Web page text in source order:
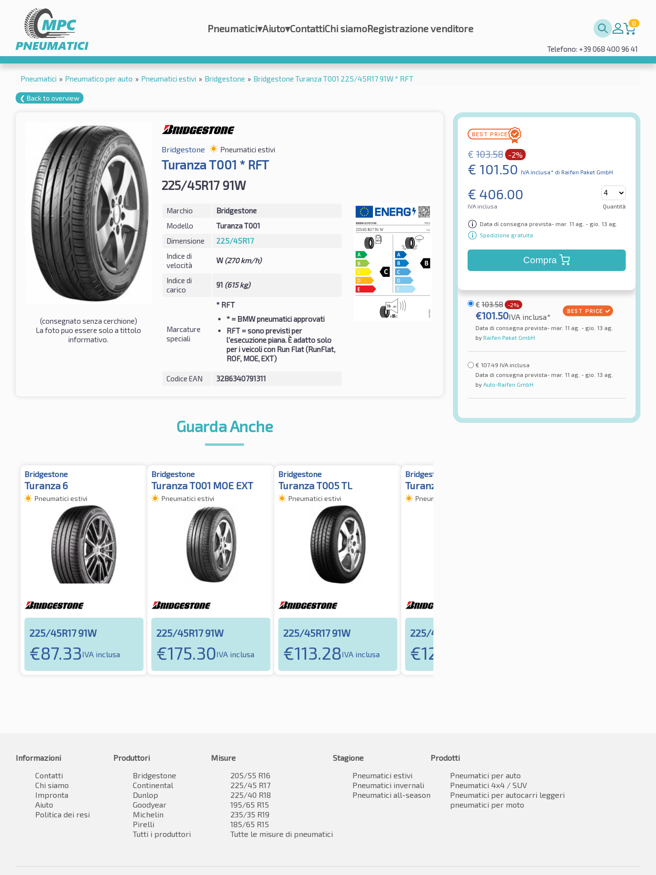
Pneumatici▾Aiuto▾ContattiChi siamoRegistrazione venditore 0
Telefono: +39 068 400 96 41
Pneumatici » Pneumatico per auto » Pneumatici estivi » Bridgestone » Bridgestone Turanza T001 225/45R17 91W * RFT
❮ Back to overview
(consegnato senza cerchione)
La foto puo essere solo a tittolo
informativo.
Bridgestone Pneumatici estivi
Turanza T001 * RFT
225/45R17 91W
Marchio
Bridgestone
Modello
Turanza T001
Dimensione
225/45R17
Indice di
velocità
W(270 km/h)
Indice di
carico
91 (615 kg)
Marcature
speciali
* RFT
*= BMW pneumatici approvati
RFT= sono previsti per
l'esecuzione piana. È adatto solo
per i veicoli con Run Flat (RunFlat,
ROF, MOE, EXT)
Codice EAN 3286340791311
€ 103.58 -2%
€ 101.50 IVA inclusa* di Raifen Paket GmbH
€ 406.00
IVA inclusa Quantità
Data di consegna prevista- mar. 11 ag. - gio. 13 ag.
Spedizione gratuita
Compra
€ 103.58 -2%
€101.50IVA inclusa*
Data di consegna prevista- mar. 11 ag. - gio. 13 ag.
by Raifen Paket GmbH
€ 107.49 IVA inclusa
Data di consegna prevista- mar. 11 ag. - gio. 13 ag.
by Auto-Raifen GmbH
Guarda Anche
Bridgestone
Turanza 6
Pneumatici estivi
225/45R17 91W
€87.33IVA inclusa
Bridgestone
Turanza T001 MOE EXT
Pneumatici estivi
225/45R17 91W
€175.30IVA inclusa
Bridgestone
Turanza T005 TL
Pneumatici estivi
225/45R17 91W
€113.28IVA inclusa
Bridgestone
Turanza T005
Pneumatici estivi
225/45R17 91W
€123.84
Informazioni
Contatti
Chi siamo
Impronta
Aiuto
Politica dei resi
Produttori
Bridgestone
Continental
Dunlop
Goodyear
Michelin
Pirelli
Tutti i produttori
Misure
205/55 R16
225/45 R17
225/40 R18
195/65 R15
235/35 R19
185/65 R15
Tutte le misure di pneumatici
Stagione
Pneumatici estivi
Pneumatici invernali
Pneumatici all-season
Prodotti
Pneumatici per auto
Pneumatici 4x4 / SUV
Pneumatici per autocarri leggeri
pneumatici per moto